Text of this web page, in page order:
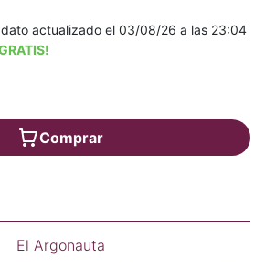
dato actualizado el 03/08/26 a las 23:04
Comprar
El Argonauta